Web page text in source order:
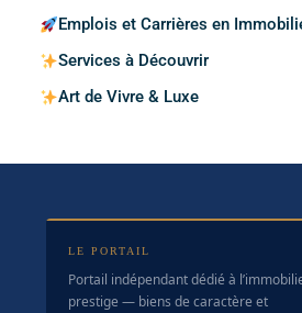
Emplois et Carrières en
Services à Découvrir
Art de Vivre & Luxe
LE PORTAIL
Portail indépendant dédié à
prestige — biens de caractère et